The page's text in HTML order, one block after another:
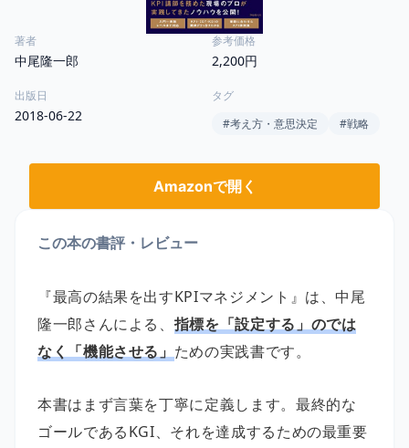
著者
中尾隆一郎
参考価格
2,200円
出版日
2018-06-22
タグ
#考え方・意思決定 #戦略
Amazonで開く
この本の書評・レビュー
『最高の結果を出すKPIマネジメント』は、中尾
隆一郎さんによる、 指標を「設定する」のでは
なく「機能させる」 ための実践書です。
本書はまず言葉を丁寧に定義します。最終的な
ゴールであるKGI、それを達成するための最重要